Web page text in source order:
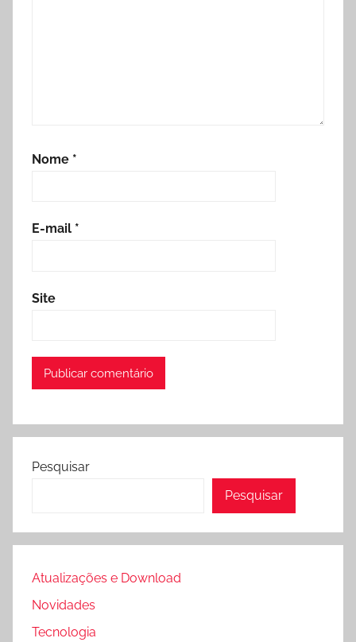
Nome *
E-mail *
Site
Pesquisar
Pesquisar
Atualizações e Download
Novidades
Tecnologia